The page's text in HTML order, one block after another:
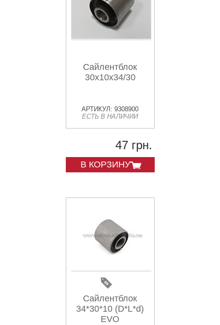
Сайлентблок
30х10х34/30
АРТИКУЛ: 9308900
ЕСТЬ В НАЛИЧИИ
47 грн.
В КОРЗИНУ
Сайлентблок
34*30*10 (D*L*d)
EVO